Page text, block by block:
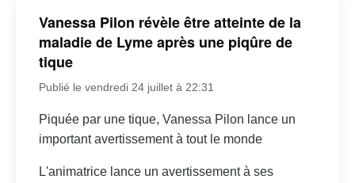
Vanessa Pilon révèle être atteinte de la
maladie de Lyme après une piqûre de
tique
Publié le vendredi 24 juillet à 22:31
Piquée par une tique, Vanessa Pilon lance un
important avertissement à tout le monde
L'animatrice lance un avertissement à ses